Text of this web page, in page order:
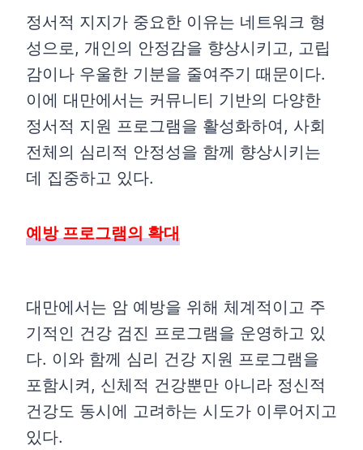
정서적 지지가 중요한 이유는 네트워크 형
성으로, 개인의 안정감을 향상시키고, 고립
감이나 우울한 기분을 줄여주기 때문이다.
이에 대만에서는 커뮤니티 기반의 다양한
정서적 지원 프로그램을 활성화하여, 사회
전체의 심리적 안정성을 함께 향상시키는
데 집중하고 있다.
예방 프로그램의 확대
대만에서는 암 예방을 위해 체계적이고 주
기적인 건강 검진 프로그램을 운영하고 있
다. 이와 함께 심리 건강 지원 프로그램을
포함시켜, 신체적 건강뿐만 아니라 정신적
건강도 동시에 고려하는 시도가 이루어지고
있다.